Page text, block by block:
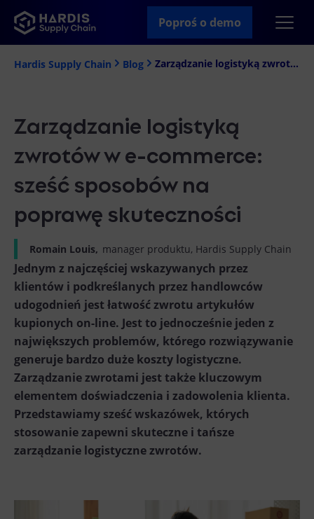
Poproś o demo
Hardis Supply Chain Blog Zarządzanie logistyką zwrotów w e-commerce: sześć sposobów na poprawę skuteczności
Zarządzanie logistyką
zwrotów w e-commerce:
sześć sposobów na
poprawę skuteczności
Romain Louis, manager produktu, Hardis Supply Chain
Jednym z najczęściej wskazywanych przez
klientów i podkreślanych przez handlowców
udogodnień jest łatwość zwrotu artykułów
kupionych on-line. Jest to jednocześnie jeden z
największych problemów, którego rozwiązywanie
generuje bardzo duże koszty logistyczne.
Zarządzanie zwrotami jest także kluczowym
elementem doświadczenia i zadowolenia klienta.
Przedstawiamy sześć wskazówek, których
stosowanie zapewni skuteczne i tańsze
zarządzanie logistyczne zwrotów.